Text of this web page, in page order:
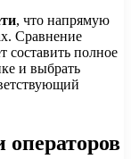
, что напрямую
Сравнение
полное
и выбрать
операторов